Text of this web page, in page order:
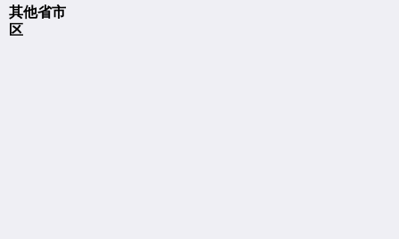
其他省市
区